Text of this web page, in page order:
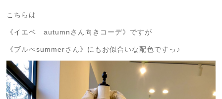
こちらは
《イエベ autumnさん向きコーデ》ですが
《ブルべsummerさん》にもお似合いな配色ですっ♪